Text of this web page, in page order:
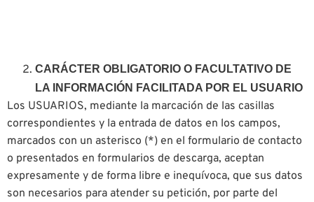
CARÁCTER OBLIGATORIO O FACULTATIVO DE
LA INFORMACIÓN FACILITADA POR EL USUARIO
Los USUARIOS, mediante la marcación de las casillas
correspondientes y la entrada de datos en los campos,
marcados con un asterisco (*) en el formulario de contacto
o presentados en formularios de descarga, aceptan
expresamente y de forma libre e inequívoca, que sus datos
son necesarios para atender su petición, por parte del